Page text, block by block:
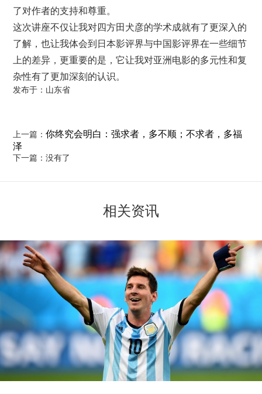
了对作者的支持和尊重。
这次讲座不仅让我对四方田犬彦的学术成就有了更深入的
了解，也让我体会到日本影评界与中国影评界在一些细节
上的差异，更重要的是，它让我对亚洲电影的多元性和复
杂性有了更加深刻的认识。
发布于：山东省
上一篇：你终究会明白：强求者，多不顺；不求者，多福
泽
下一篇：没有了
相关资讯